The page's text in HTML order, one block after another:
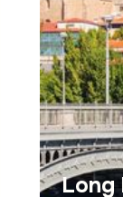
Long